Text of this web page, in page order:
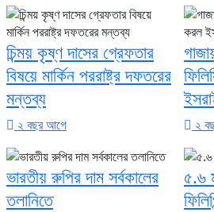
চিন্ময় কৃষ্ণ দাসের গ্রেফতার
বিষয়ে মার্কিন পররাষ্ট্র দফতরের
মন্তব্য
২ বছর আগে ২
ভারতীয় রুপির দাম সর্বকালের
তলানিতে
৫.৬